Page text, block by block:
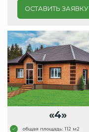
ОСТАВИТЬ ЗАЯВКУ
«4»
общая площадь: 112 м2